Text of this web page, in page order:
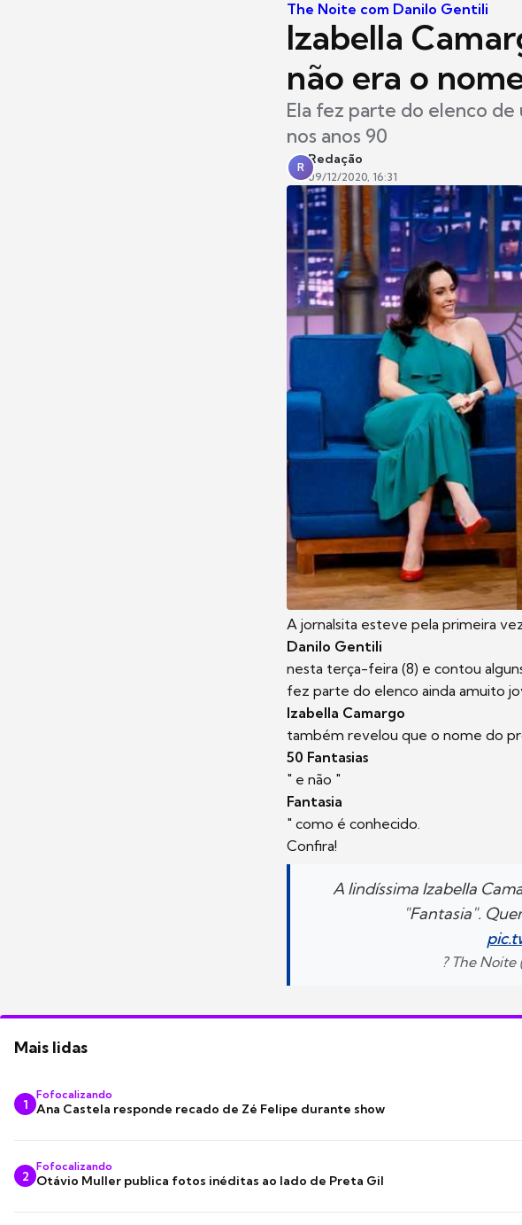
The Noite com Danilo Gentili
Izabella
não era o
Ela fez parte do elenco de
nos anos 90
R
Redação
09/12/2020, 16:31
A jornalsita esteve pela primeira
Danilo Gentili
nesta terça-feira (8) e contou
fez parte do elenco ainda amuito
Izabella Camargo
também revelou que o nome do
50 Fantasias
" e não "
Fantasia
" como é conhecido.
Confira!
A lindíssima Izabella
"Fantasia".
? The Noite
Mais lidas
1
Fofocalizando
Ana Castela responde recado de Zé Felipe durante show
2
Fofocalizando
Otávio Muller publica fotos inéditas ao lado de Preta Gil